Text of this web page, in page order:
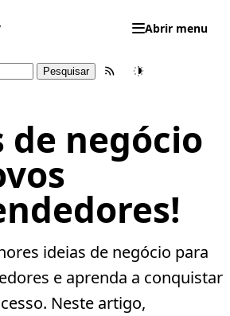
Abrir menu
Feed RSSTema
de negócio
ideias de negócio para
e aprenda a conquistar
Neste artigo,